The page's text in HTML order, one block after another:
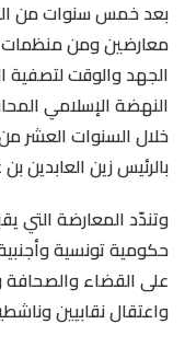
بعد خمس سنوات من
معارضين ومن منظمات
الجهد والوقت
النهضة الإسلامي
خلال السنوات العشر
بالرئيس زين العابدين بن
وتندّد المعارضة التي
حكومية تونسية
على القضاء
واعتقال نقابيين